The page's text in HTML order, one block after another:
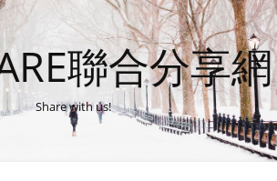
聯合分享網
Share with us!